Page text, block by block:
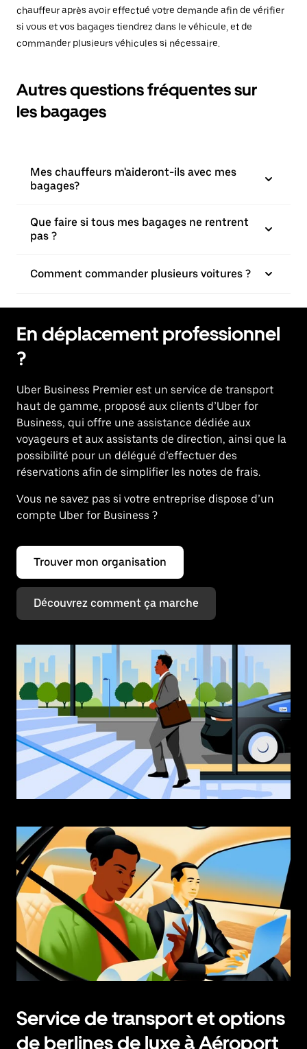
chauffeur après avoir effectué votre demande afin de vérifier
si vous et vos bagages tiendrez dans le véhicule, et de
commander plusieurs véhicules si nécessaire.
Autres questions fréquentes sur
les bagages
Mes chauffeurs m'aideront-ils avec mes
bagages?
Que faire si tous mes bagages ne rentrent
pas ?
Comment commander plusieurs voitures ?
En déplacement professionnel
?
Uber Business Premier est un service de transport
haut de gamme, proposé aux clients d’Uber for
Business, qui offre une assistance dédiée aux
voyageurs et aux assistants de direction, ainsi que la
possibilité pour un délégué d’effectuer des
réservations afin de simplifier les notes de frais.
Vous ne savez pas si votre entreprise dispose d’un
compte Uber for Business ?
Trouver mon organisation
Découvrez comment ça marche
Service de transport et options
de berlines de luxe à Aéroport